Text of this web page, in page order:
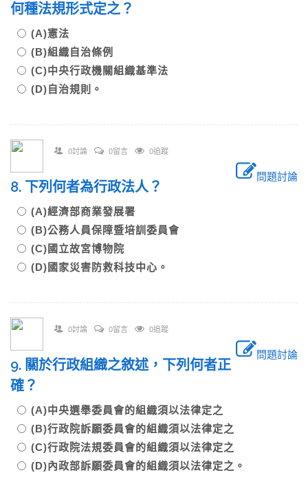
何種法規形式定之？
(A)憲法
(B)組織自治條例
(C)中央行政機關組織基準法
(D)自治規則。
0討論 0留言 0追蹤
問題討論
8. 下列何者為行政法人？
(A)經濟部商業發展署
(B)公務人員保障暨培訓委員會
(C)國立故宮博物院
(D)國家災害防救科技中心。
0討論 0留言 0追蹤
問題討論
9. 關於行政組織之敘述，下列何者正
確？
(A)中央選舉委員會的組織須以法律定之
(B)行政院訴願委員會的組織須以法律定之
(C)行政院法規委員會的組織須以法律定之
(D)內政部訴願委員會的組織須以法律定之。